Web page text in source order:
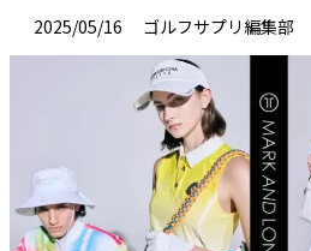
2025/05/16 ゴルフサプリ編集部